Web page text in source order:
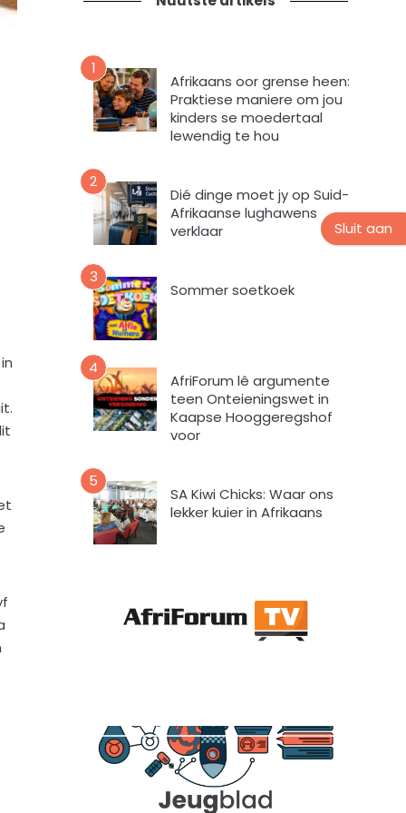
t
n
u
u
s
b
i
e
f
v
o
r
m
i
t
e
v
u
l
s
t
e
m
e
k
d
a
a
t
o
e
i
n
r
1
Afrikaans oor grense heen:
Praktiese maniere om jou
kinders se moedertaal
lewendig te hou
2
Dié dinge moet jy op Suid-
Afrikaanse lughawens
verklaar
3
Sommer soetkoek
4
AfriForum lê argumente
teen Onteieningswet in
Kaapse Hooggeregshof
voor
5
SA Kiwi Chicks: Waar ons
lekker kuier in Afrikaans
Sluit aan